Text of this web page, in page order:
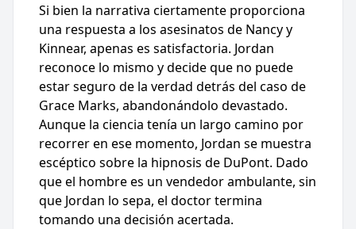
Si bien la narrativa ciertamente proporciona
una respuesta a los asesinatos de Nancy y
Kinnear, apenas es satisfactoria. Jordan
reconoce lo mismo y decide que no puede
estar seguro de la verdad detrás del caso de
Grace Marks, abandonándolo devastado.
Aunque la ciencia tenía un largo camino por
recorrer en ese momento, Jordan se muestra
escéptico sobre la hipnosis de DuPont. Dado
que el hombre es un vendedor ambulante, sin
que Jordan lo sepa, el doctor termina
tomando una decisión acertada.